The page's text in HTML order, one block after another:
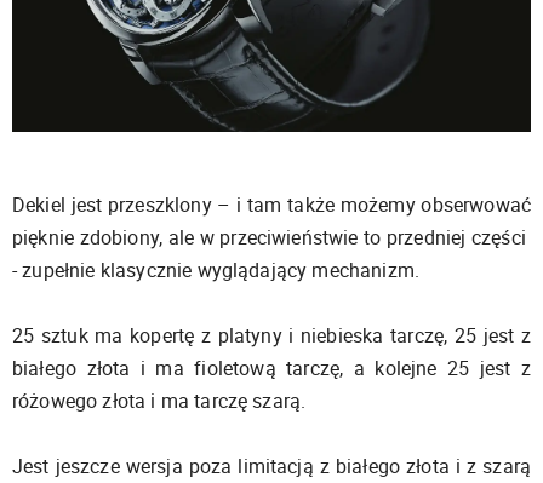
Dekiel jest przeszklony – i tam także możemy obserwować
pięknie zdobiony, ale w przeciwieństwie to przedniej części
- zupełnie klasycznie wyglądający mechanizm.
25 sztuk ma kopertę z platyny i niebieska tarczę, 25 jest z
białego złota i ma fioletową tarczę, a kolejne 25 jest z
różowego złota i ma tarczę szarą.
Jest jeszcze wersja poza limitacją z białego złota i z szarą